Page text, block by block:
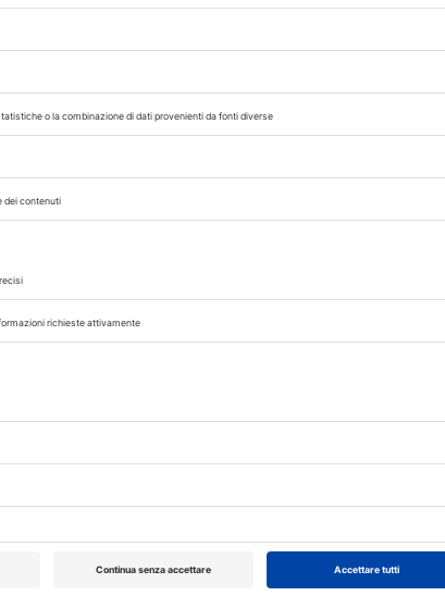
diagnostico per uso
d’emergenza
Da gennaio sono stati oltre 34.000 i casi e 866 i decessi
diffusione...
EPIDEMIOLOGIA 03/09/2024
aggiornamento
L’European Centre for Disease prevention and Control ha
Clade I, evidenziandone le criticità in Africa e fornendo nuove
raccomandazioni...